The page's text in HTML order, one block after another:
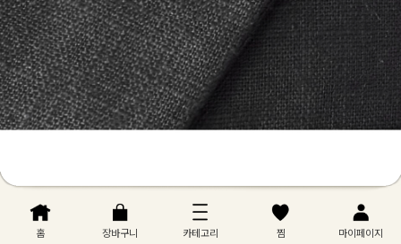
홈 장바구니 카테고리 찜 마이페이지